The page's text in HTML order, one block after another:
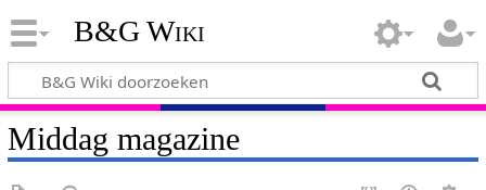
B&G Wiki
Middag magazine